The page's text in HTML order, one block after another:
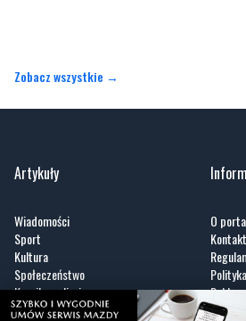
Zobacz wszystkie →
Artykuły
Wiadomości
Sport
Kultura
Społeczeństwo
Kronika policyjna
O
Kontakt